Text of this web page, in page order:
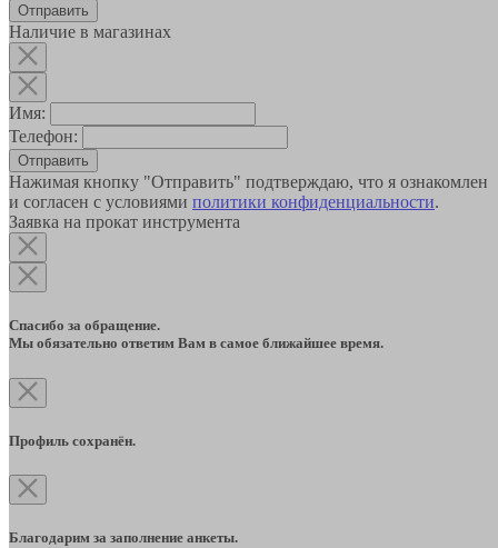
Наличие в магазинах
Имя:
Телефон:
Отправить
Нажимая кнопку "Отправить" подтверждаю, что я ознакомлен
и согласен с условиями политики конфиденциальности.
Заявка на прокат инструмента
Спасибо за обращение.
Мы обязательно ответим Вам в самое ближайшее время.
Профиль сохранён.
Благодарим за заполнение анкеты.